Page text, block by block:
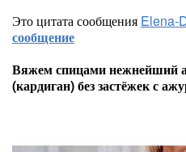
Это цитата сообщения Elena-
сообщение
Вяжем спицами нежнейший
(кардиган) без застёжек с